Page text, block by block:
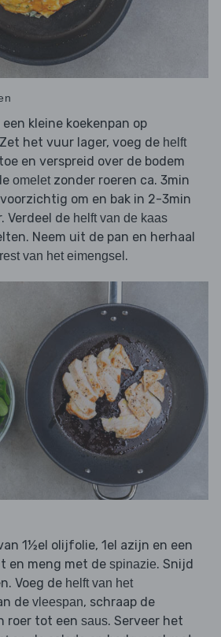
kleine koekenpan op
het vuur lager, voeg de helft
toe en verspreid over de bodem
omeletzonder roeren ca. 3min
om en bak in 2-3min
Verdeel de helft van de kaas
Neem uit de pan en herhaal
rest van het eimengsel .
1½el olijfolie, 1el azijn en een
en meng met de spinazie. Snijd
Voeg de helft van het
de vleespan, schraap de
roer tot een saus. Serveer het